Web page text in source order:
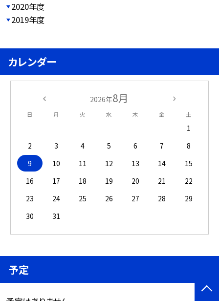
2020年度
2019年度
カレンダー
2026年8月
日 月 火 水 木 金 土
1
2
3 4 5 6 7
8
9
10 11 12 13 14
15
16
17 18 19 20 21
22
23
24 25 26 27 28
29
30
31
予定